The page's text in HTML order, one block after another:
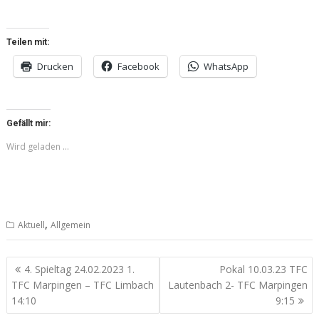
Teilen mit:
Drucken Facebook WhatsApp
Gefällt mir:
Wird geladen …
Aktuell,Allgemein
Beitragsnavigation
4. Spieltag 24.02.2023 1.
TFC Marpingen – TFC Limbach
14:10
Pokal 10.03.23 TFC
Lautenbach 2- TFC Marpingen
9:15